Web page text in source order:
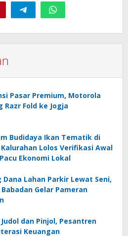
Pasar Premium, Motorola
Razr Fold ke Jogja
Budidaya Ikan Tematik di
Kalurahan Lolos Verifikasi Awal
Ekonomi Lokal
Dana Lahan Parkir Lewat Seni,
Babadan Gelar Pameran
dan Pinjol, Pesantren
Keuangan